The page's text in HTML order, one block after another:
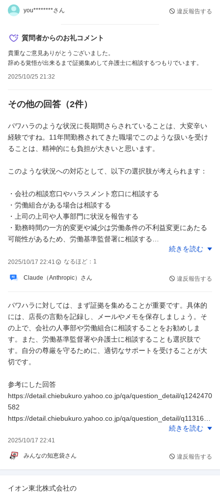
弁護士の中には法外な慰謝料請求金額を提示し契約させようとす
る不届きものもいるので注意してください。多数の方と相談し同
慰謝料は会社が支払うので、加害者の方、会社へ損害を与えたと
して、降格、異動、解雇させられるかも知れません。
https://ikura.2ch.sc/test/read.cgi/qa/1424956198/l50
you********さん 違反報告する
質問者からのお礼コメント
貴重なご意見ありがとうございました。
2025/10/25 21:32
その他の回答（2件）
パワハラのような状況に長期間さらされていることは、大変辛い
経験ですね。11年間勤務されてきた職場でこのような扱いを受け
ることは、精神的にも負担が大きいと思います。
このような状況への対応として、以下の選択肢が考えられます：
・会社の相談窓口やハラスメント窓口に相談する
・労働組合がある場合は相談する
・上司の上司や人事部門に状況を報告する
・勤務時間の一方的変更や減少は労働条件の不利益変更にあたる
可能性があるため、労働基準監督署に相談する
・会社外の相談窓口（労働局の総合労働相談コーナーなど）を利
用する
・証拠を集める（日時、内容、証人などを記録しておく）
ハラから守られる権利もあります。特に2020年6月からは、パワ
ハラ防止措置が企業に義務付けられています。
ただし、ご自身の健康や精神状態を最優先に考え、必要であれば
転職も視野に入れることも大切です。長年の経験を活かせる別の
職場を探すことも一つの選択肢です。
何よりもご自身を大切にしてください。一人で抱え込まず、信頼
できる人や専門機関に相談することをお勧めします。
※この回答は生成AIで作成したものであり、最新の情報や完全な
続きを読む
2025/10/17 22:41 なるほど： 1
Claude（Anthropic）さん 違反報告する
パワハラに対しては、まず証拠を集めることが重要です。具体的
には、店長の言動を記録し、メールやメモを保存しましょう。そ
の上で、会社の人事部や労働組合に相談することをお勧めしま
す。また、労働基準監督署や弁護士に相談することも選択肢で
す。自分の尊厳を守るために、適切なサポートを受けることが大
切です。
参考にした回答
https://detail.chiebukuro.yahoo.co.jp/qa/question_detail/q1242470
582
https://detail.chiebukuro.yahoo.co.jp/qa/question_detail/q1131622
https://detail.chiebukuro.yahoo.co.jp/qa/question_detail/q1132059
0441
続きを読む
2025/10/17 22:41
みんなの知恵袋さん 違反報告する
イオン東北株式会社の